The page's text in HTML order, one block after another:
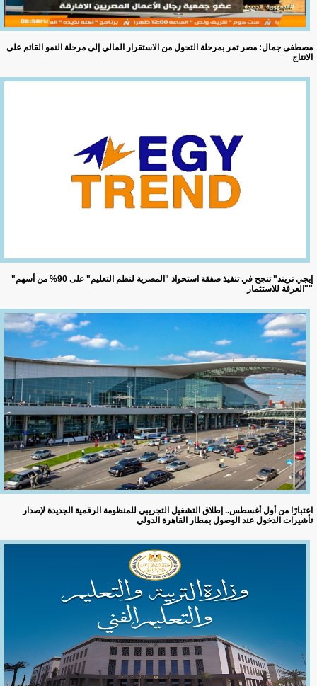
مصطفى جمال: مصر تمر بمرحلة التحول من الاستقرار المالي إلى مرحلة النمو القائم على
الانتاج
"إيجي تريند" تنجح في تنفيذ صفقة استحواذ "المصرية لنظم التعليم" على 90% من أسهم
"العرفة للاستثمار"
اعتبارًا من أول أغسطس.. إطلاق التشغيل التجريبي للمنظومة الرقمية الجديدة لإصدار
تأشيرات الدخول عند الوصول بمطار القاهرة الدولي